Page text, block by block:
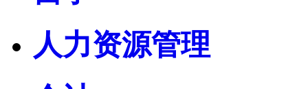
人力资源管理